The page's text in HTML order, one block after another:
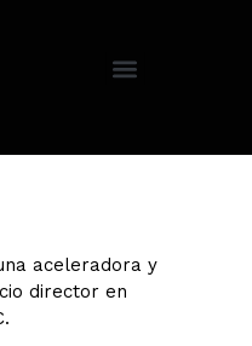
aceleradora y
director en